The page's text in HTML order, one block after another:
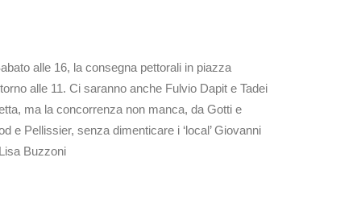
alle 16, la consegna pettorali in piazza
alle 11. Ci saranno anche Fulvio Dapit e Tadei
ma la concorrenza non manca, da Gotti e
e Pellissier, senza dimenticare i ‘local’ Giovanni
Buzzoni